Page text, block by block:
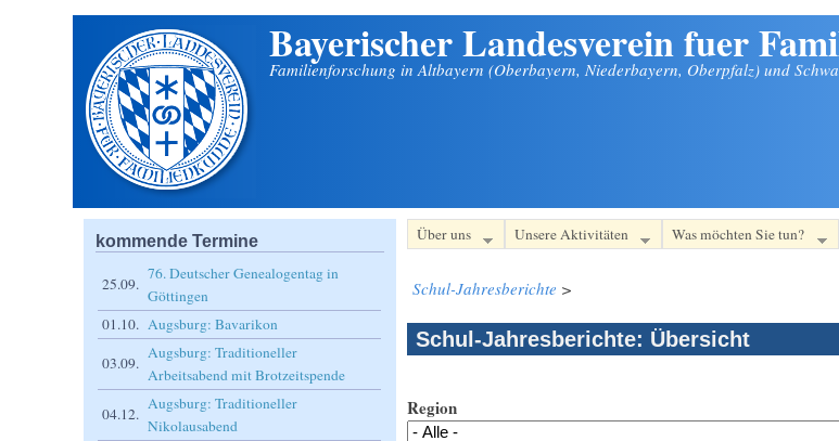
Bayerischer Landesverein fuer
Familienforschung in Altbayern (Oberbayern, Niederbayern, Oberpfalz) und
Über uns Unsere Aktivitäten Was möchten Sie tun?
Schul-Jahresberichte >
Schul-Jahresberichte: Übersicht
Region
kommende Termine
25.09.
76. Deutscher Genealogentag in
Göttingen
01.10. Augsburg: Bavarikon
03.09.
Augsburg: Traditioneller
Arbeitsabend mit Brotzeitspende
04.12.
Augsburg: Traditioneller
Nikolausabend